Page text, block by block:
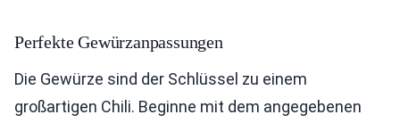
Perfekte Gewürzanpassungen
Die Gewürze sind der Schlüssel zu einem
großartigen Chili. Beginne mit dem angegebenen